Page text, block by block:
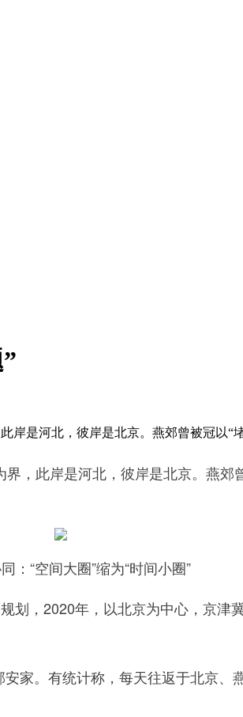
是河北，彼岸是北京。燕郊曾被冠以“
此岸是河北，彼岸是北京。燕郊
“空间大圈”缩为“时间小圈”
，2020年，以北京为中心，京津
。有统计称，每天往返于北京、